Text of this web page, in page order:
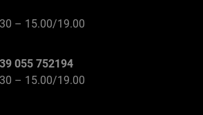
– 15.00/19.00
055 752194
– 15.00/19.00